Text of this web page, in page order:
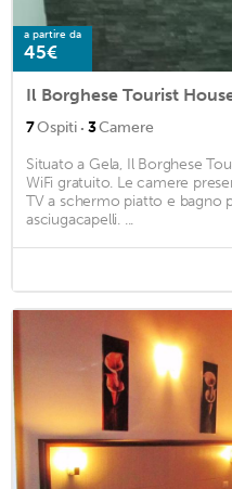
a partire da
45€
Il Borghese Tourist
7Ospiti · 3Camere
Situato a Gela, Il Borghese
WiFi gratuito. Le camere
TV a schermo piatto e bagno
asciugacapelli. ...